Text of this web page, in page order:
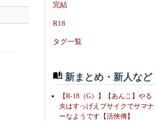
完結
R18
タグ一覧
新まとめ・新人など
【R-18（G）】【あんこ】やる
夫はすっげえブサイクでサマナ
ーなようです【活俠傳】